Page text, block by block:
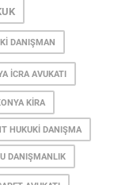
DANIŞMAN
ICRA AVUKATI
KIRA
HUKUKI DANIŞMA
DANIŞMANLIK